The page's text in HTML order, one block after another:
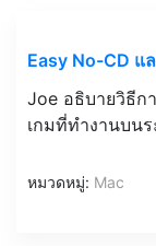
Easy No-CD แ
Joe อธิบายวิธีก
เกมที่ทำงานบน
หมวดหมู่: Mac